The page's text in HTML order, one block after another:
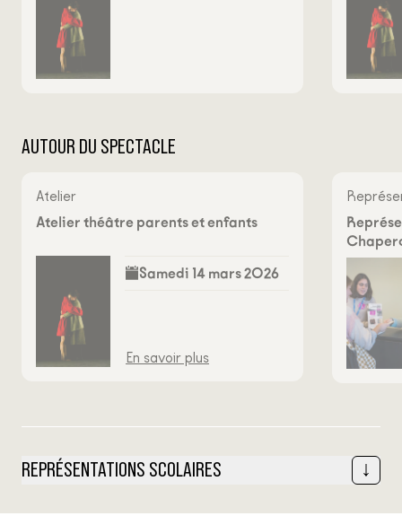
AUTOUR DU SPECTACLE
Atelier
Atelier théâtre parents et enfants
Samedi 14 mars 2026
En savoir plus
REPRÉSENTATIONS SCOLAIRES